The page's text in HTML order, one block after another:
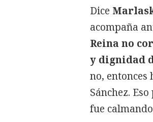
Dice
acompaña
Reina no
y dignidad
no,
Sánchez.
fue